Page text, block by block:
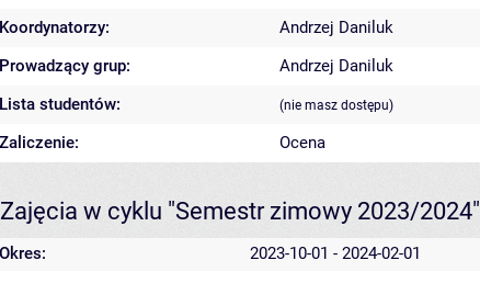
Koordynatorzy:
Andrzej Daniluk
Prowadzący grup:
Andrzej Daniluk
Lista studentów:
(nie masz dostępu)
Zaliczenie: Ocena
Zajęcia w cyklu "Semestr zimowy 2023/2024"
Okres: 2023-10-01 - 2024-02-01